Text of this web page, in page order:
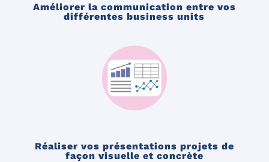
Améliorer la communication entre vos
différentes business units
Réaliser vos présentations projets de
façon visuelle et concrète